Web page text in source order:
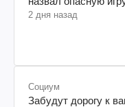
2 дня назад
Социум
Забудут дорогу к